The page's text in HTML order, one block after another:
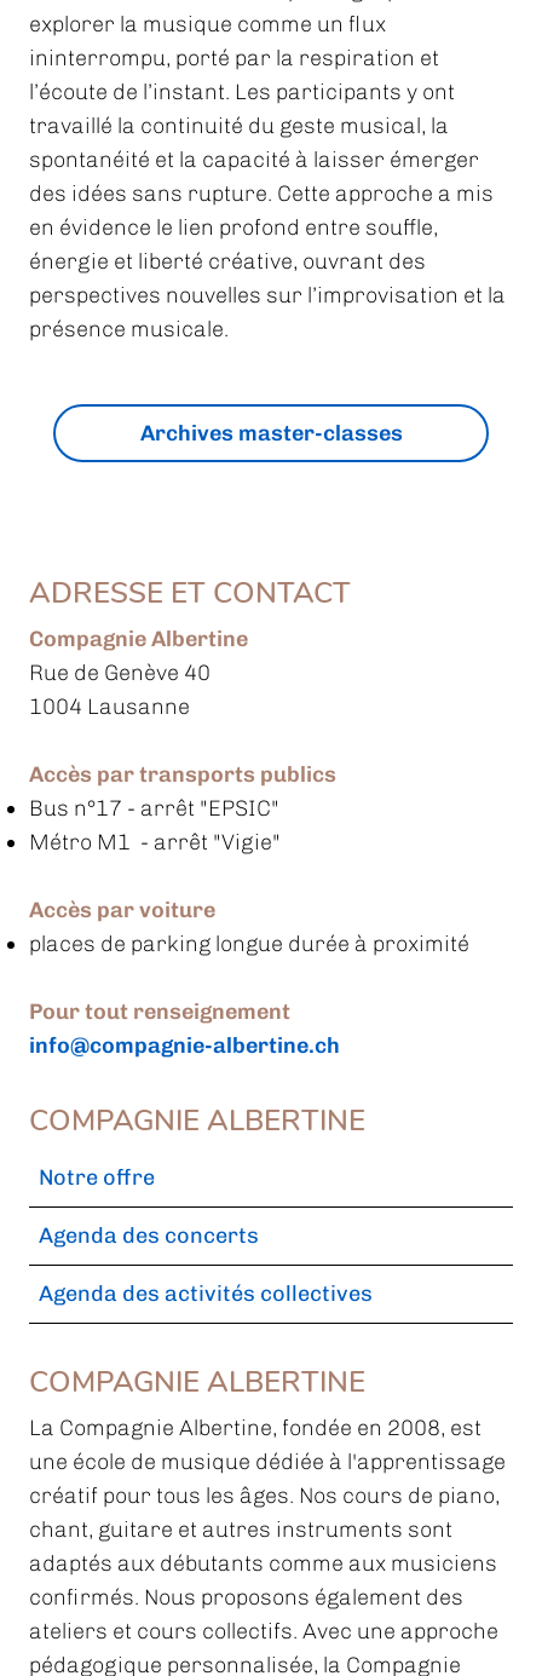
explorer la musique comme un flux
ininterrompu, porté par la respiration et
l’écoute de l’instant. Les participants y ont
travaillé la continuité du geste musical, la
spontanéité et la capacité à laisser émerger
des idées sans rupture. Cette approche a mis
en évidence le lien profond entre souffle,
énergie et liberté créative, ouvrant des
perspectives nouvelles sur l’improvisation et la
présence musicale.
Archives master-classes
ADRESSE ET CONTACT
COMPAGNIE ALBERTINE
COMPAGNIE ALBERTINE
Compagnie Albertine
Rue de Genève 40
1004 Lausanne
Accès par transports publics
Bus n°17 - arrêt "EPSIC"
Métro M1 - arrêt "Vigie"
Accès par voiture
places de parking longue durée à proximité
Pour tout renseignement
info@compagnie-albertine.ch
La Compagnie Albertine, fondée en 2008, est
une école de musique dédiée à l'apprentissage
créatif pour tous les âges. Nos cours de piano,
chant, guitare et autres instruments sont
adaptés aux débutants comme aux musiciens
confirmés. Nous proposons également des
ateliers et cours collectifs. Avec une approche
pédagogique personnalisée, la Compagnie
Notre offre
Agenda des concerts
Agenda des activités collectives